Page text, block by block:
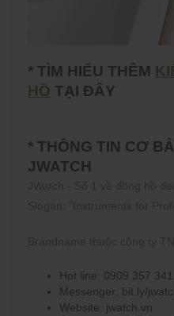
* TÌM HIỂU THÊM
HỒ TẠI ĐÂY
* THÔNG TIN CƠ
JWATCH
Hot line: 0909 357 341
Messenger: bit.ly/
Website: jwatch.vn